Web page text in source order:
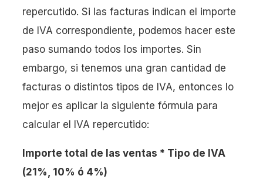
repercutido. Si las facturas indican el importe
de IVA correspondiente, podemos hacer este
paso sumando todos los importes. Sin
embargo, si tenemos una gran cantidad de
facturas o distintos tipos de IVA, entonces lo
mejor es aplicar la siguiente fórmula para
calcular el IVA repercutido:
Importe total de las ventas * Tipo de IVA
(21%, 10% ó 4%)